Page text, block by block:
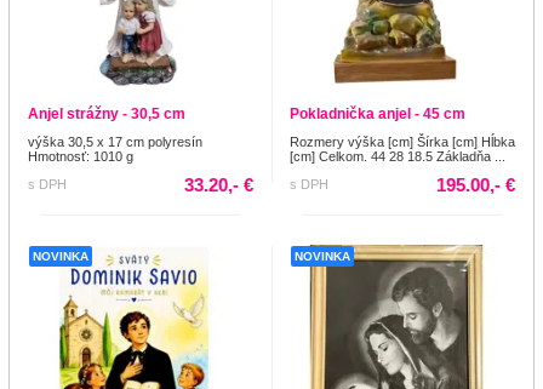
Anjel strážny - 30,5 cm
výška 30,5 x 17 cm polyresín
Hmotnosť: 1010 g
s DPH
33.20,- €
Pokladnička anjel - 45 cm
Rozmery výška [cm] Šírka [cm] Hĺbka
[cm] Celkom. 44 28 18.5 Základňa ...
s DPH
195.00,- €
NOVINKA NOVINKA